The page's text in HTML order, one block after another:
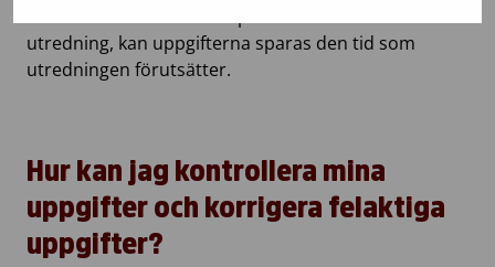
utredning, kan uppgifterna sparas den tid som
utredningen förutsätter.
Hur kan jag kontrollera mina
uppgifter och korrigera felaktiga
uppgifter?